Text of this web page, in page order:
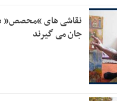
سال ۱۴۰۴ تا پایان شهریورماه
نقاشی های “محصص”
جان می گیرند